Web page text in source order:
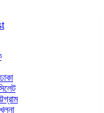
ঢাকা
খুলনা